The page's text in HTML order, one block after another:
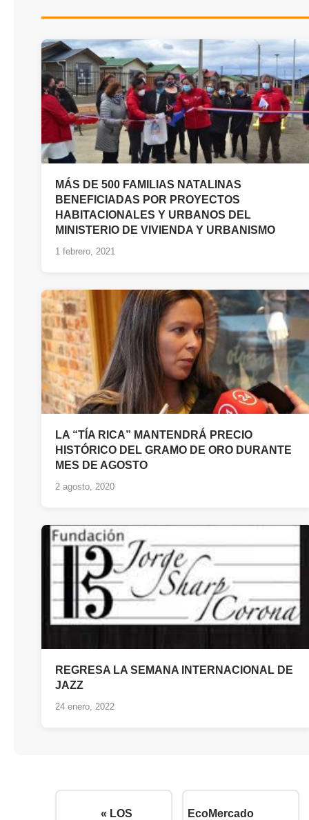
MÁS DE 500 FAMILIAS NATALINAS
BENEFICIADAS POR PROYECTOS
HABITACIONALES Y URBANOS DEL
MINISTERIO DE VIVIENDA Y URBANISMO
1 febrero, 2021
LA “TÍA RICA” MANTENDRÁ PRECIO
HISTÓRICO DEL GRAMO DE ORO DURANTE
MES DE AGOSTO
2 agosto, 2020
REGRESA LA SEMANA INTERNACIONAL DE
JAZZ
24 enero, 2022
« LOS
EcoMercado